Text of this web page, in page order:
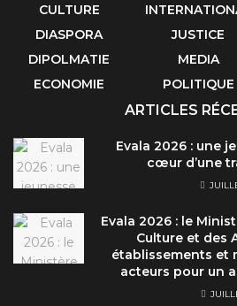
CULTURE
DIASPORA
DIPOLMATIE
ECONOMIE
JUSTICE
MEDIA
POLITIQUE
ARTICLES
Evala 2026 : une
cœur d’une
Evala 2026 : le
Culture et des
établissements et
acteurs pour un